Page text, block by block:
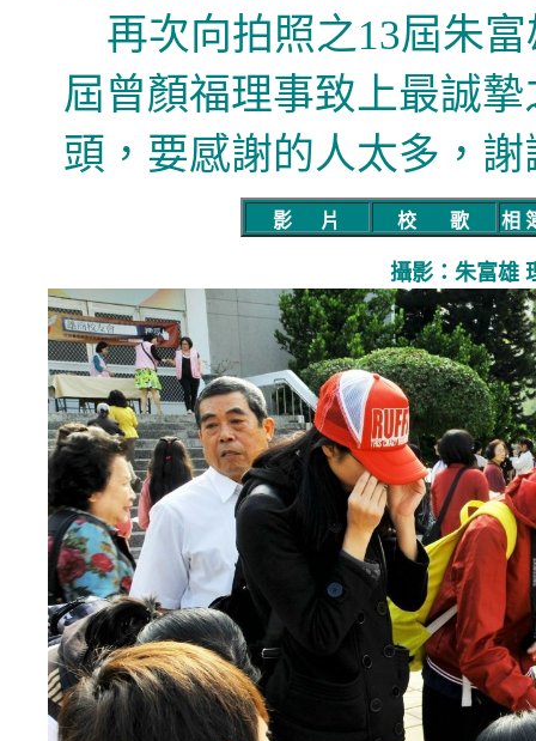
再次向拍照之13屆朱
屆曾顏福理事致上最誠
頭，要感謝的人太多，
影 片 校 歌 相
攝影：朱富